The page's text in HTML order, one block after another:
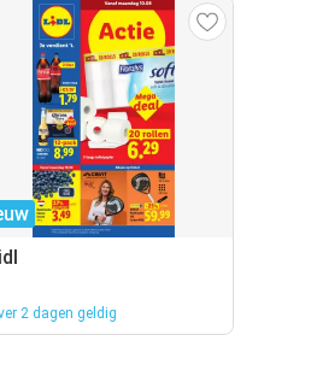
2 dagen geldig